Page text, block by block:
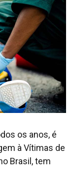
os anos, é
à Vítimas de
Brasil, tem